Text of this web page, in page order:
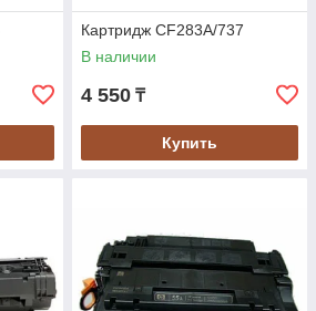
Картридж CF283A/737
В наличии
4 550 ₸
Купить